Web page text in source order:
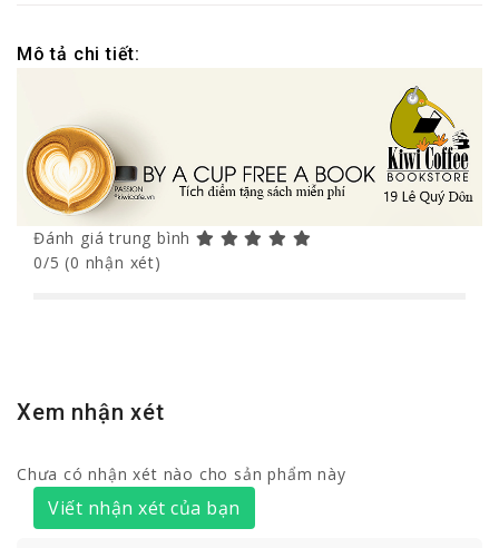
Mô tả chi tiết:
Đánh giá trung bình
0/5 (0 nhận xét)
Xem nhận xét
Chưa có nhận xét nào cho sản phẩm này
Viết nhận xét của bạn